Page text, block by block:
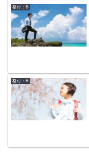
格付：B
格付：B